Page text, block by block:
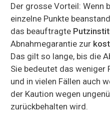
Der grosse Vorteil: Wenn
einzelne Punkte
das beauftragte
Abnahmegarantie zur
Das gilt so lange, bis die
Sie bedeutet das weniger
und in vielen Fällen auch
der Kaution wegen
zurückbehalten wird.